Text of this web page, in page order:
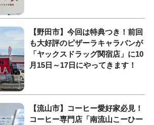
【野田市】今回は特典つき！前回
も大好評のピザーラキャラバンが
「ヤックスドラッグ関宿店」に10
月15日～17日にやってきます！
【流山市】コーヒー愛好家必見！
コーヒー専門店「南流山こーひー